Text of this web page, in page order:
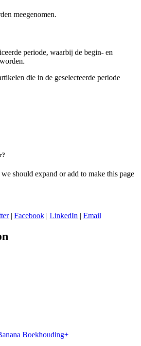
meegenomen.
periode, waarbij de begin- en
die in de geselecteerde periode
should expand or add to make this page
| Facebook | LinkedIn | Email
Boekhouding+